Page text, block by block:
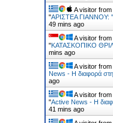
A visitor from
"ΑΡΙΣΤΕΑ ΓΙΑΝΝΟΥ:
49 mins ago
A visitor from
"ΚΑΤΑΣΚΟΠΙΚΟ
mins ago
A visitor from
News - Η διαφορά
ago
A visitor from
"Active News - Η
41 mins ago